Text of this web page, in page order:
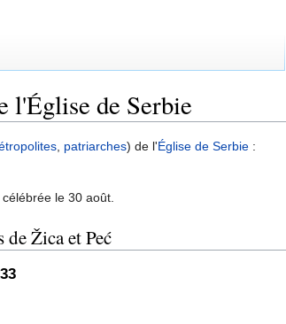
l'Église de Serbie
, patriarches) de l'Église de Serbie :
le 30 août.
de Žica et Peć